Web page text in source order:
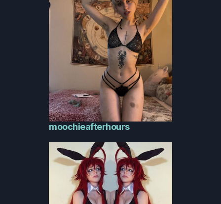
moochieafterhours